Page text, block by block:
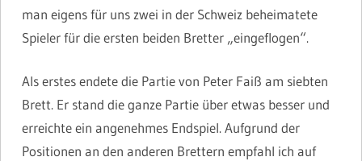
man eigens für uns zwei in der Schweiz beheimatete
Spieler für die ersten beiden Bretter „eingeflogen“.
Als erstes endete die Partie von Peter Faiß am siebten
Brett. Er stand die ganze Partie über etwas besser und
erreichte ein angenehmes Endspiel. Aufgrund der
Positionen an den anderen Brettern empfahl ich auf